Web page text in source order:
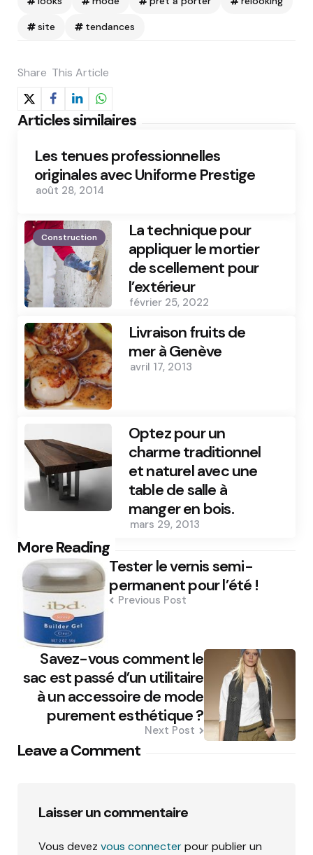
site tendances
Share This Article
Articles similaires
Les tenues professionnelles
originales avec Uniforme Prestige
août 28, 2014
Construction
La technique pour
appliquer le mortier
de scellement pour
l’extérieur
février 25, 2022
Livraison fruits de
mer à Genève
avril 17, 2013
Optez pour un
charme traditionnel
et naturel avec une
table de salle à
manger en bois.
mars 29, 2013
More Reading
Post
navigation Tester le vernis semi-
permanent pour l’été !
Previous Post
Savez-vous comment le
sac est passé d’un utilitaire
à un accessoire de mode
purement esthétique ?
Next Post
Leave a Comment
Laisser un commentaire
Vous devez vous connecterpour publier un